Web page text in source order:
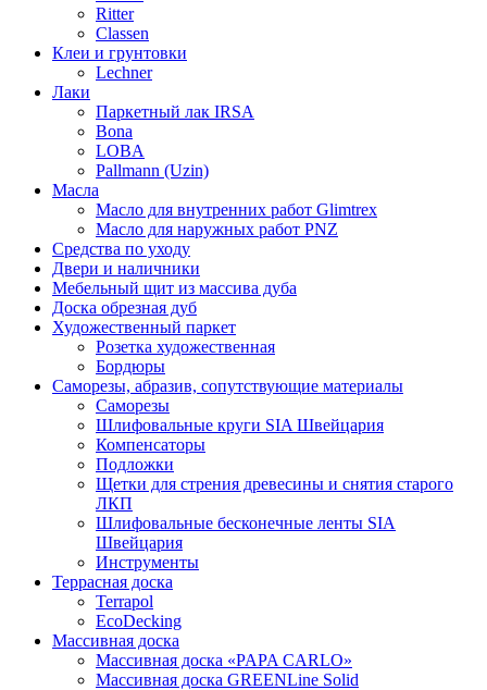
Ritter
Classen
Клеи и грунтовки
Lechner
Лаки
Паркетный лак IRSA
Bona
LOBA
Pallmann (Uzin)
Масла
Масло для внутренних работ Glimtrex
Масло для наружных работ PNZ
Средства по уходу
Двери и наличники
Мебельный щит из массива дуба
Доска обрезная дуб
Художественный паркет
Розетка художественная
Бордюры
Саморезы, абразив, сопутствующие материалы
Саморезы
Шлифовальные круги SIA Швейцария
Компенсаторы
Подложки
Щетки для стрения древесины и снятия старого
ЛКП
Шлифовальные бесконечные ленты SIA
Швейцария
Инструменты
Террасная доска
Terrapol
EcoDecking
Массивная доска
Массивная доска «PAPA CARLO»
Массивная доска GREENLine Solid